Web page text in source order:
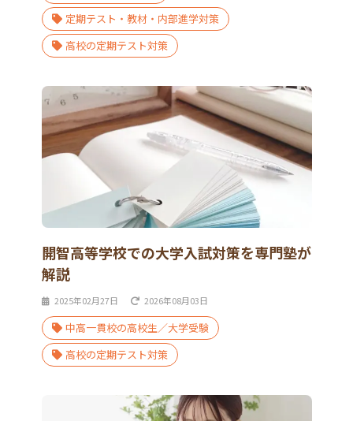
定期テスト・教材・内部進学対策
高校の定期テスト対策
開智高等学校での大学入試対策を専門塾が
解説
2025年02月27日 2026年08月03日
中高一貫校の高校生／大学受験
高校の定期テスト対策